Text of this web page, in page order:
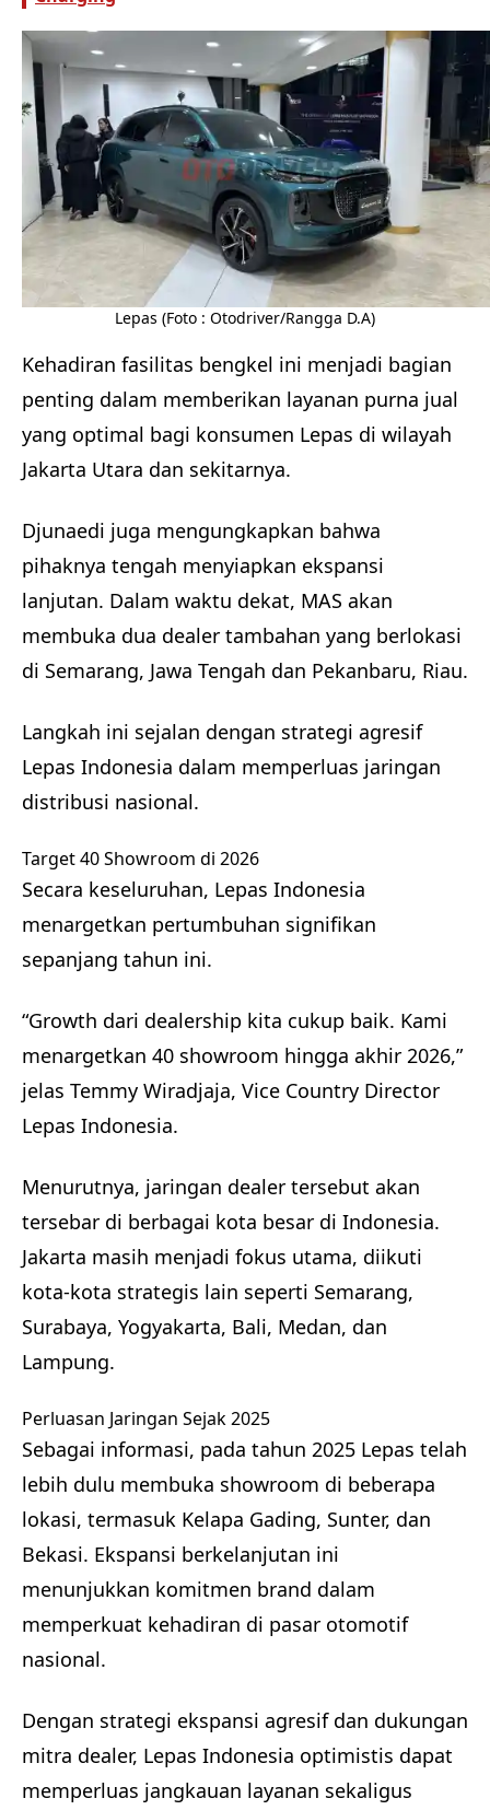
Lepas (Foto : Otodriver/Rangga D.A)
Kehadiran fasilitas bengkel ini menjadi bagian
penting dalam memberikan layanan purna jual
yang optimal bagi konsumen Lepas di wilayah
Jakarta Utara dan sekitarnya.
Djunaedi juga mengungkapkan bahwa
pihaknya tengah menyiapkan ekspansi
lanjutan. Dalam waktu dekat, MAS akan
membuka dua dealer tambahan yang berlokasi
di Semarang, Jawa Tengah dan Pekanbaru, Riau.
Langkah ini sejalan dengan strategi agresif
Lepas Indonesia dalam memperluas jaringan
distribusi nasional.
Target 40 Showroom di 2026
Secara keseluruhan, Lepas Indonesia
menargetkan pertumbuhan signifikan
sepanjang tahun ini.
“Growth dari dealership kita cukup baik. Kami
menargetkan 40 showroom hingga akhir 2026,”
jelas Temmy Wiradjaja, Vice Country Director
Lepas Indonesia.
Menurutnya, jaringan dealer tersebut akan
tersebar di berbagai kota besar di Indonesia.
Jakarta masih menjadi fokus utama, diikuti
kota-kota strategis lain seperti Semarang,
Surabaya, Yogyakarta, Bali, Medan, dan
Lampung.
Perluasan Jaringan Sejak 2025
Sebagai informasi, pada tahun 2025 Lepas telah
lebih dulu membuka showroom di beberapa
lokasi, termasuk Kelapa Gading, Sunter, dan
Bekasi. Ekspansi berkelanjutan ini
menunjukkan komitmen brand dalam
memperkuat kehadiran di pasar otomotif
nasional.
Dengan strategi ekspansi agresif dan dukungan
mitra dealer, Lepas Indonesia optimistis dapat
memperluas jangkauan layanan sekaligus